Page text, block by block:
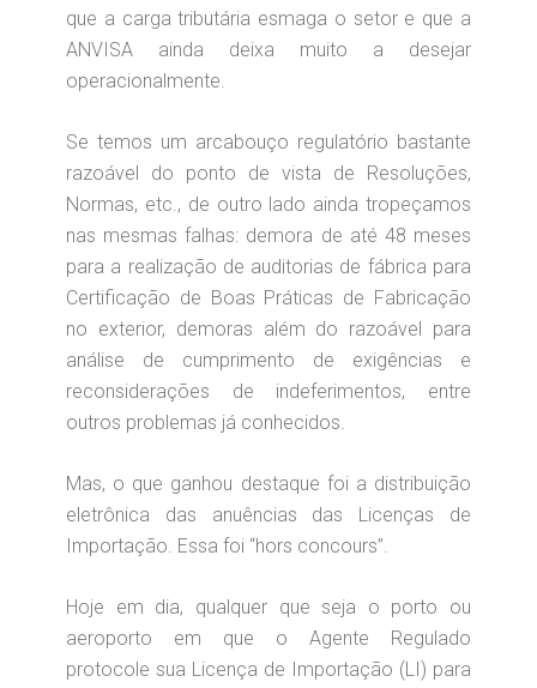
que a carga tributária esmaga o setor e que a
ANVISA ainda deixa muito a desejar
operacionalmente.
Se temos um arcabouço regulatório bastante
razoável do ponto de vista de Resoluções,
Normas, etc., de outro lado ainda tropeçamos
nas mesmas falhas: demora de até 48 meses
para a realização de auditorias de fábrica para
Certificação de Boas Práticas de Fabricação
no exterior, demoras além do razoável para
análise de cumprimento de exigências e
reconsiderações de indeferimentos, entre
outros problemas já conhecidos.
Mas, o que ganhou destaque foi a distribuição
eletrônica das anuências das Licenças de
Importação. Essa foi “hors concours”.
Hoje em dia, qualquer que seja o porto ou
aeroporto em que o Agente Regulado
protocole sua Licença de Importação (LI) para